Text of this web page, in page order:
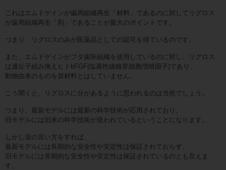
これはエムドゲインが歯周組織再生「材料」であるのに対してリグロス
が歯周組織再生「剤」であることが最大のポイントです。
つまり、リグロスのみが医薬品としての認可を得ているのです。
また、エムドゲインがブタ歯胚組織を使用しているのに対し、リグロス
は遺伝子組み換えヒトbFGF(塩基性線維芽細胞増殖因子)であり、
動物由来のものを原材料とはしていません。
こう聞くと、リグロスに分があるように思われるのは当然でしょう。
つまり、最新モデルには最新の科学技術が応用されており、
旧モデルには旧来の科学技術が使われているということになります。
しかし逆の言い方をすれば、
最新モデルには長期的な安全性や安定性は保証されておらず、
旧モデルには長期的な安全性や安定性は保証されているのとも言えま
す。